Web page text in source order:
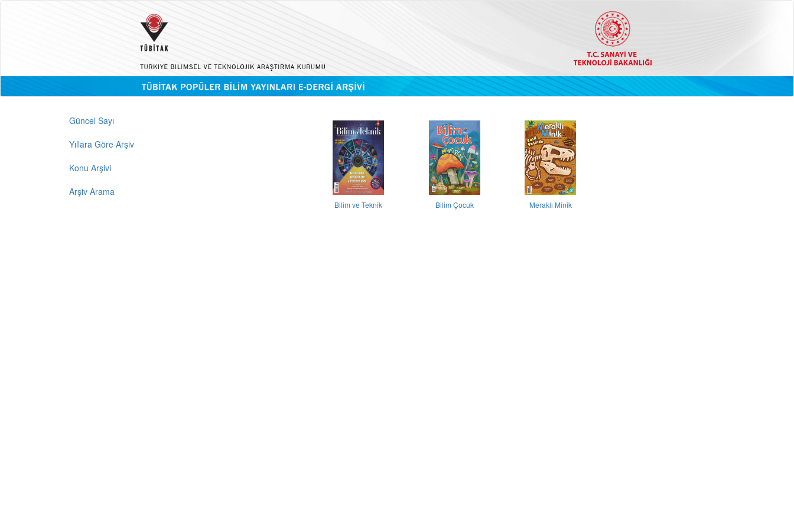
Güncel Sayı
Yıllara Göre Arşiv
Konu Arşivi
Arşiv Arama
Bilim ve Teknik Bilim Çocuk Meraklı Minik